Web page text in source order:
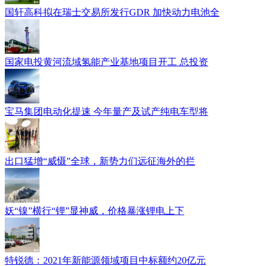
国轩高科拟在瑞士交易所发行GDR 加快动力电池全
国家电投黄河流域氢能产业基地项目开工 总投资
宝马集团电动化提速 今年量产及试产纯电车型将
出口猛增“威慑”全球，新势力们远征海外的拦
妖“镍”横行“锂”显神威，价格暴涨锂电上下
特锐德：2021年新能源领域项目中标额约20亿元